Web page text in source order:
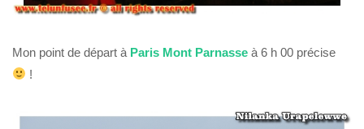
Mon point de départ à Paris Mont Parnasse à 6 h 00 précise
!